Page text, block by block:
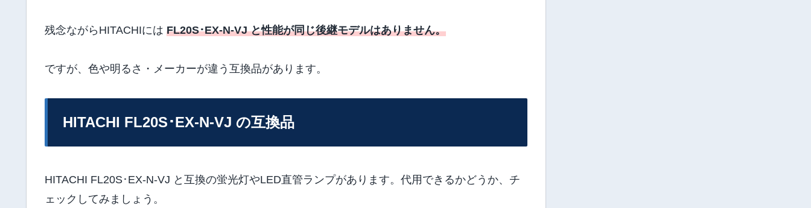
残念ながらHITACHIには FL20S･EX-N-VJ と性能が同じ後継モデルはありません。
ですが、色や明るさ・メーカーが違う互換品があります。
HITACHI FL20S･EX-N-VJ の互換品
HITACHI FL20S･EX-N-VJ と互換の蛍光灯やLED直管ランプがあります。代用できるかどうか、チ
ェックしてみましょう。